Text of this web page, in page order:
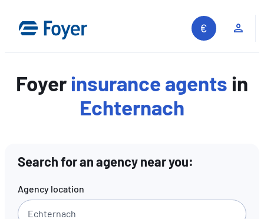
content
Foyerinsurance agents in
Echternach
Search for an agency near you:
Agency location